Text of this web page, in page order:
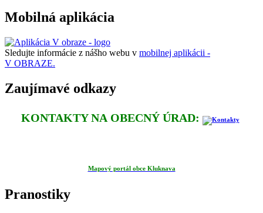
Mobilná aplikácia
Sledujte informácie z nášho webu v mobilnej aplikácii -
V OBRAZE.
Zaujímavé odkazy
KONTAKTY NA OBECNÝ ÚRAD:
Mapový portál obce Kluknava
Pranostiky